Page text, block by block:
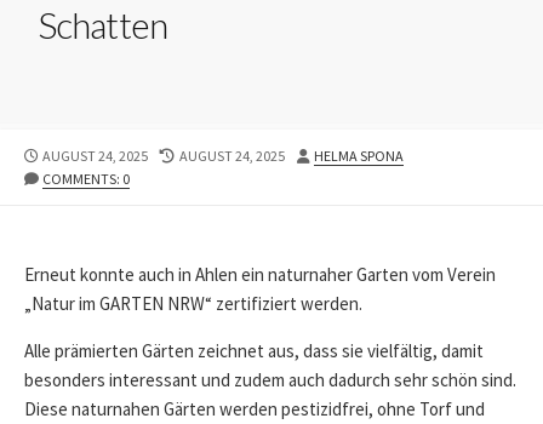
Schatten
PUBLISHED
DATE
AUGUST 24, 2025
LAST
AUGUST 24, 2025 AUTHOR
HELMA SPONA
COMMENTS: 0
Erneut konnte auch in Ahlen ein naturnaher Garten vom Verein
„Natur im GARTEN NRW“ zertifiziert werden.
Alle prämierten Gärten zeichnet aus, dass sie vielfältig, damit
besonders interessant und zudem auch dadurch sehr schön sind.
Diese naturnahen Gärten werden pestizidfrei, ohne Torf und